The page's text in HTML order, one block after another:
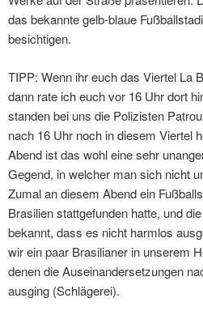
das bekannte gelb-blaue
besichtigen.
TIPP: Wenn ihr euch das Viertel La
dann rate ich euch vor 16 Uhr dort
standen bei uns die Polizisten
nach 16 Uhr noch in diesem Viertel
Abend ist das wohl eine sehr
Gegend, in welcher man sich nicht
Zumal an diesem Abend ein
Brasilien stattgefunden hatte, und
bekannt, dass es nicht harmlos
wir ein paar Brasilianer in unserem
denen die Auseinandersetzungen
ausging (Schlägerei).